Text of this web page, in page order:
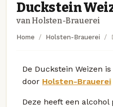
Duckstein
van Holsten-Brauerei
Home Holsten-Brauerei
De Duckstein Weizen
door Holsten-Brauerei
Deze heeft een alcohol